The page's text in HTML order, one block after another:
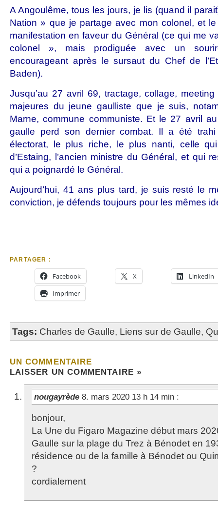
A Angoulême, tous les jours, je lis (quand il
Nation » que je partage avec mon colonel, et
manifestation en faveur du Général (ce qui me
colonel », mais prodiguée avec un
encourageant après le sursaut du Chef de
Baden).
Jusqu’au 27 avril 69, tractage, collage,
majeures du jeune gaulliste que je suis,
Marne, commune communiste. Et le 27 avril
gaulle perd son dernier combat. Il a été
électorat, le plus riche, le plus nanti, celle
d’Estaing, l’ancien ministre du Général, et qui
qui a poignardé le Général.
Aujourd’hui, 41 ans plus tard, je suis resté le
conviction, je défends toujours pour les mêmes
PARTAGER :
Facebook X
LinkedIn
Imprimer
Tags: Charles de Gaulle, Liens sur de Gaulle,
UN COMMENTAIRE
LAISSER UN COMMENTAIRE »
nougayrède 8. mars 2020 13 h 14 min :
bonjour,
La Une du Figaro Magazine début mars
Gaulle sur la plage du Trez à Bénodet en
résidence ou de la famille à Bénodet ou
?
cordialement